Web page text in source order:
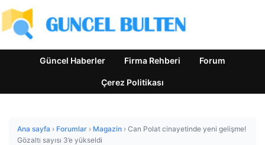
Güncel Haberler Firma Rehberi Forum
Çerez Politikası
Ana sayfa › Forumlar › Magazin › Can Polat cinayetinde yeni gelişme!
Gözaltı sayısı 3’e yükseldi